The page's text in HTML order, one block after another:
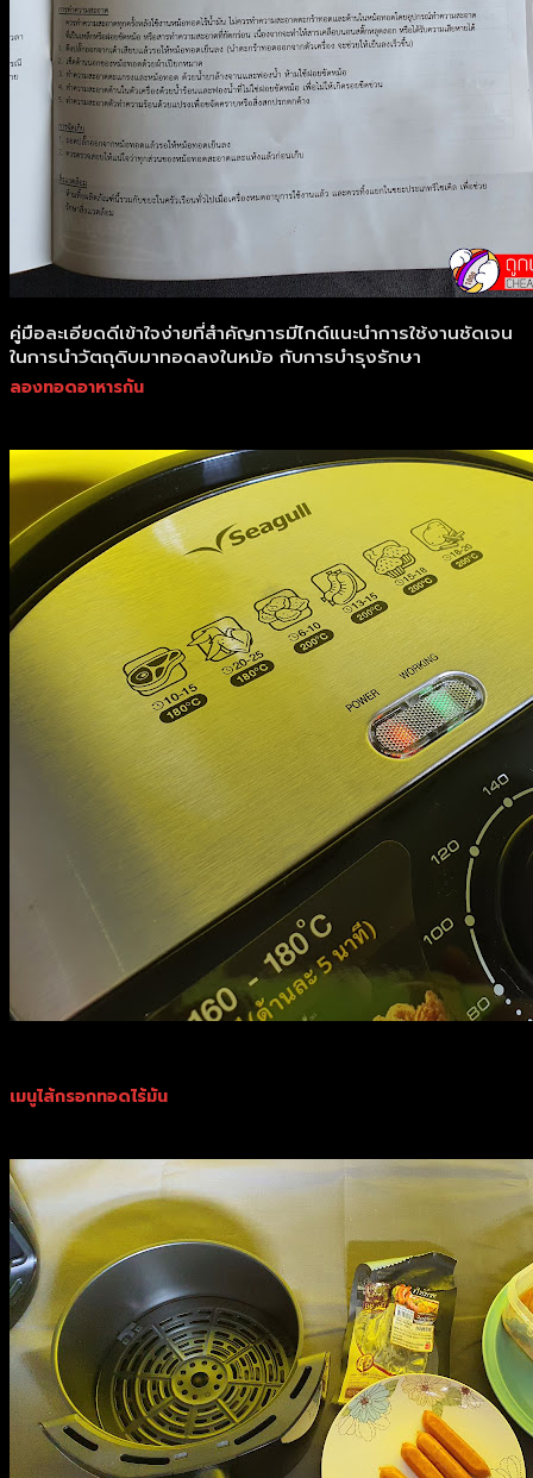
คู่มือละเอียดดีเข้าใจง่ายที่สำคัญการมีไกด์แนะนำการใช้งานชัดเจน
ในการนำวัตถุดิบมาทอดลงในหม้อ กับการบำรุงรักษา
ลองทอดอาหารกัน
เมนูไส้กรอกทอดไร้มัน